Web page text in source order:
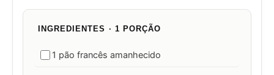
INGREDIENTES · 1 PORÇÃO
1 pão francês amanhecido